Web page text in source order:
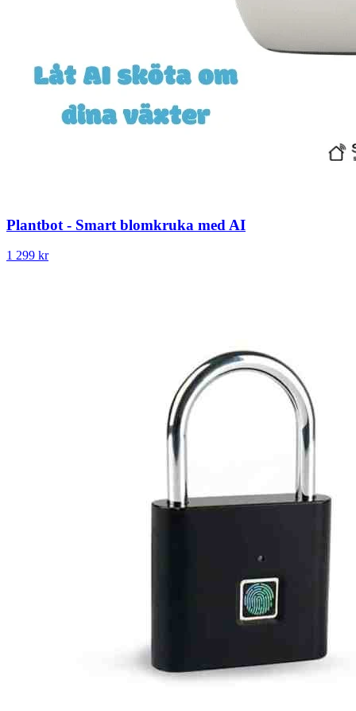
Plantbot - Smart blomkruka med AI
1 299 kr